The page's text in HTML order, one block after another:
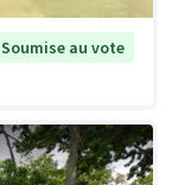
Soumise au vote